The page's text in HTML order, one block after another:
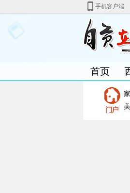
手机客户端
首页